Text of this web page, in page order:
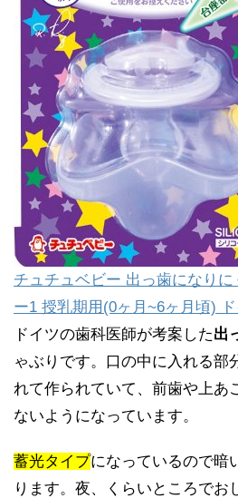
チュチュベビー 出っ歯になり
ー1 授乳期用(0ヶ月~6ヶ月頃)
ドイツの歯科医師が考案した出
ゃぶりです。口の中に入れる部
れて作られていて、前歯や上あ
ないようになっています。
蓄光タイプになっているので暗
ります。夜、くらいところでお